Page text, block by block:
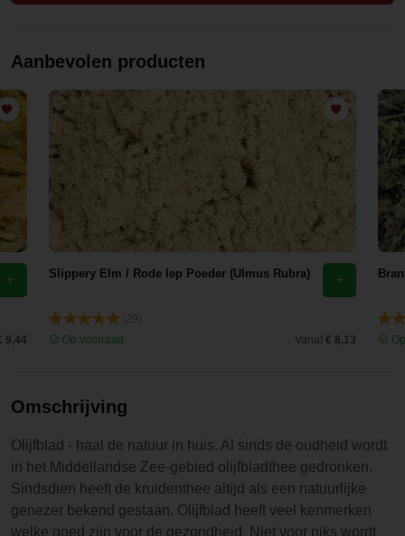
Aanbevolen producten
9,44
Slippery Elm / Rode Iep Poeder (Ulmus Rubra)
Op voorraad
Vanaf € 8,13
Omschrijving
Olijfblad - haal de natuur in huis. Al sinds de oudheid wordt
in het Middellandse Zee-gebied olijfbladthee gedronken.
Sindsdien heeft de kruidenthee altijd als een natuurlijke
genezer bekend gestaan. Olijfblad heeft veel kenmerken
welke goed zijn voor de gezondheid. Niet voor niks wordt